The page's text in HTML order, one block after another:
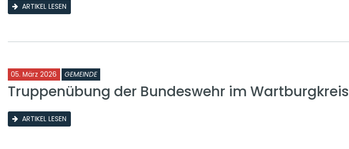
ARTIKEL LESEN
05. März 2026 GEMEINDE
Truppenübung der Bundeswehr im Wartburgkreis
ARTIKEL LESEN